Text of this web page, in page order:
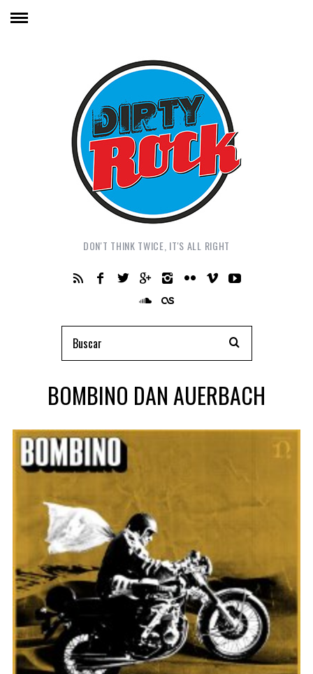
DON'T THINK TWICE, IT'S ALL RIGHT
BOMBINO DAN AUERBACH